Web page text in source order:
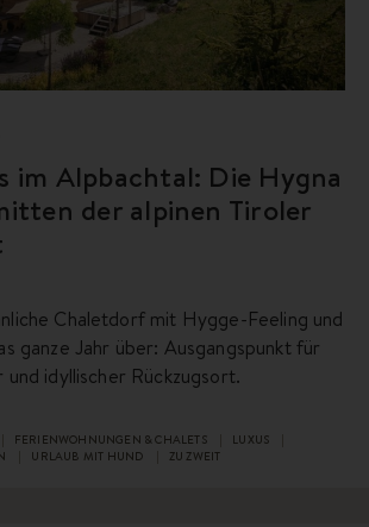
im Alpbachtal: Die Hygna
der alpinen Tiroler
Chaletdorf mit Hygge-Feeling und
ganze Jahr über: Ausgangspunkt für
idyllischer Rückzugsort.
FERIENWOHNUNGEN & CHALETS
LUXUS
URLAUB MIT HUND ZU ZWEIT